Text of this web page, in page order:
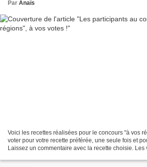
Par Anaïs
Voici les recettes réalisées pour le concours "à vos
voter pour votre recette préférée, une seule fois et
Laissez un commentaire avec la recette choisie. Les